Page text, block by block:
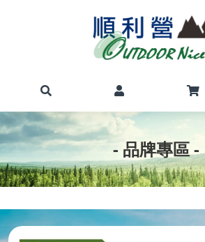
- 品牌專區 -